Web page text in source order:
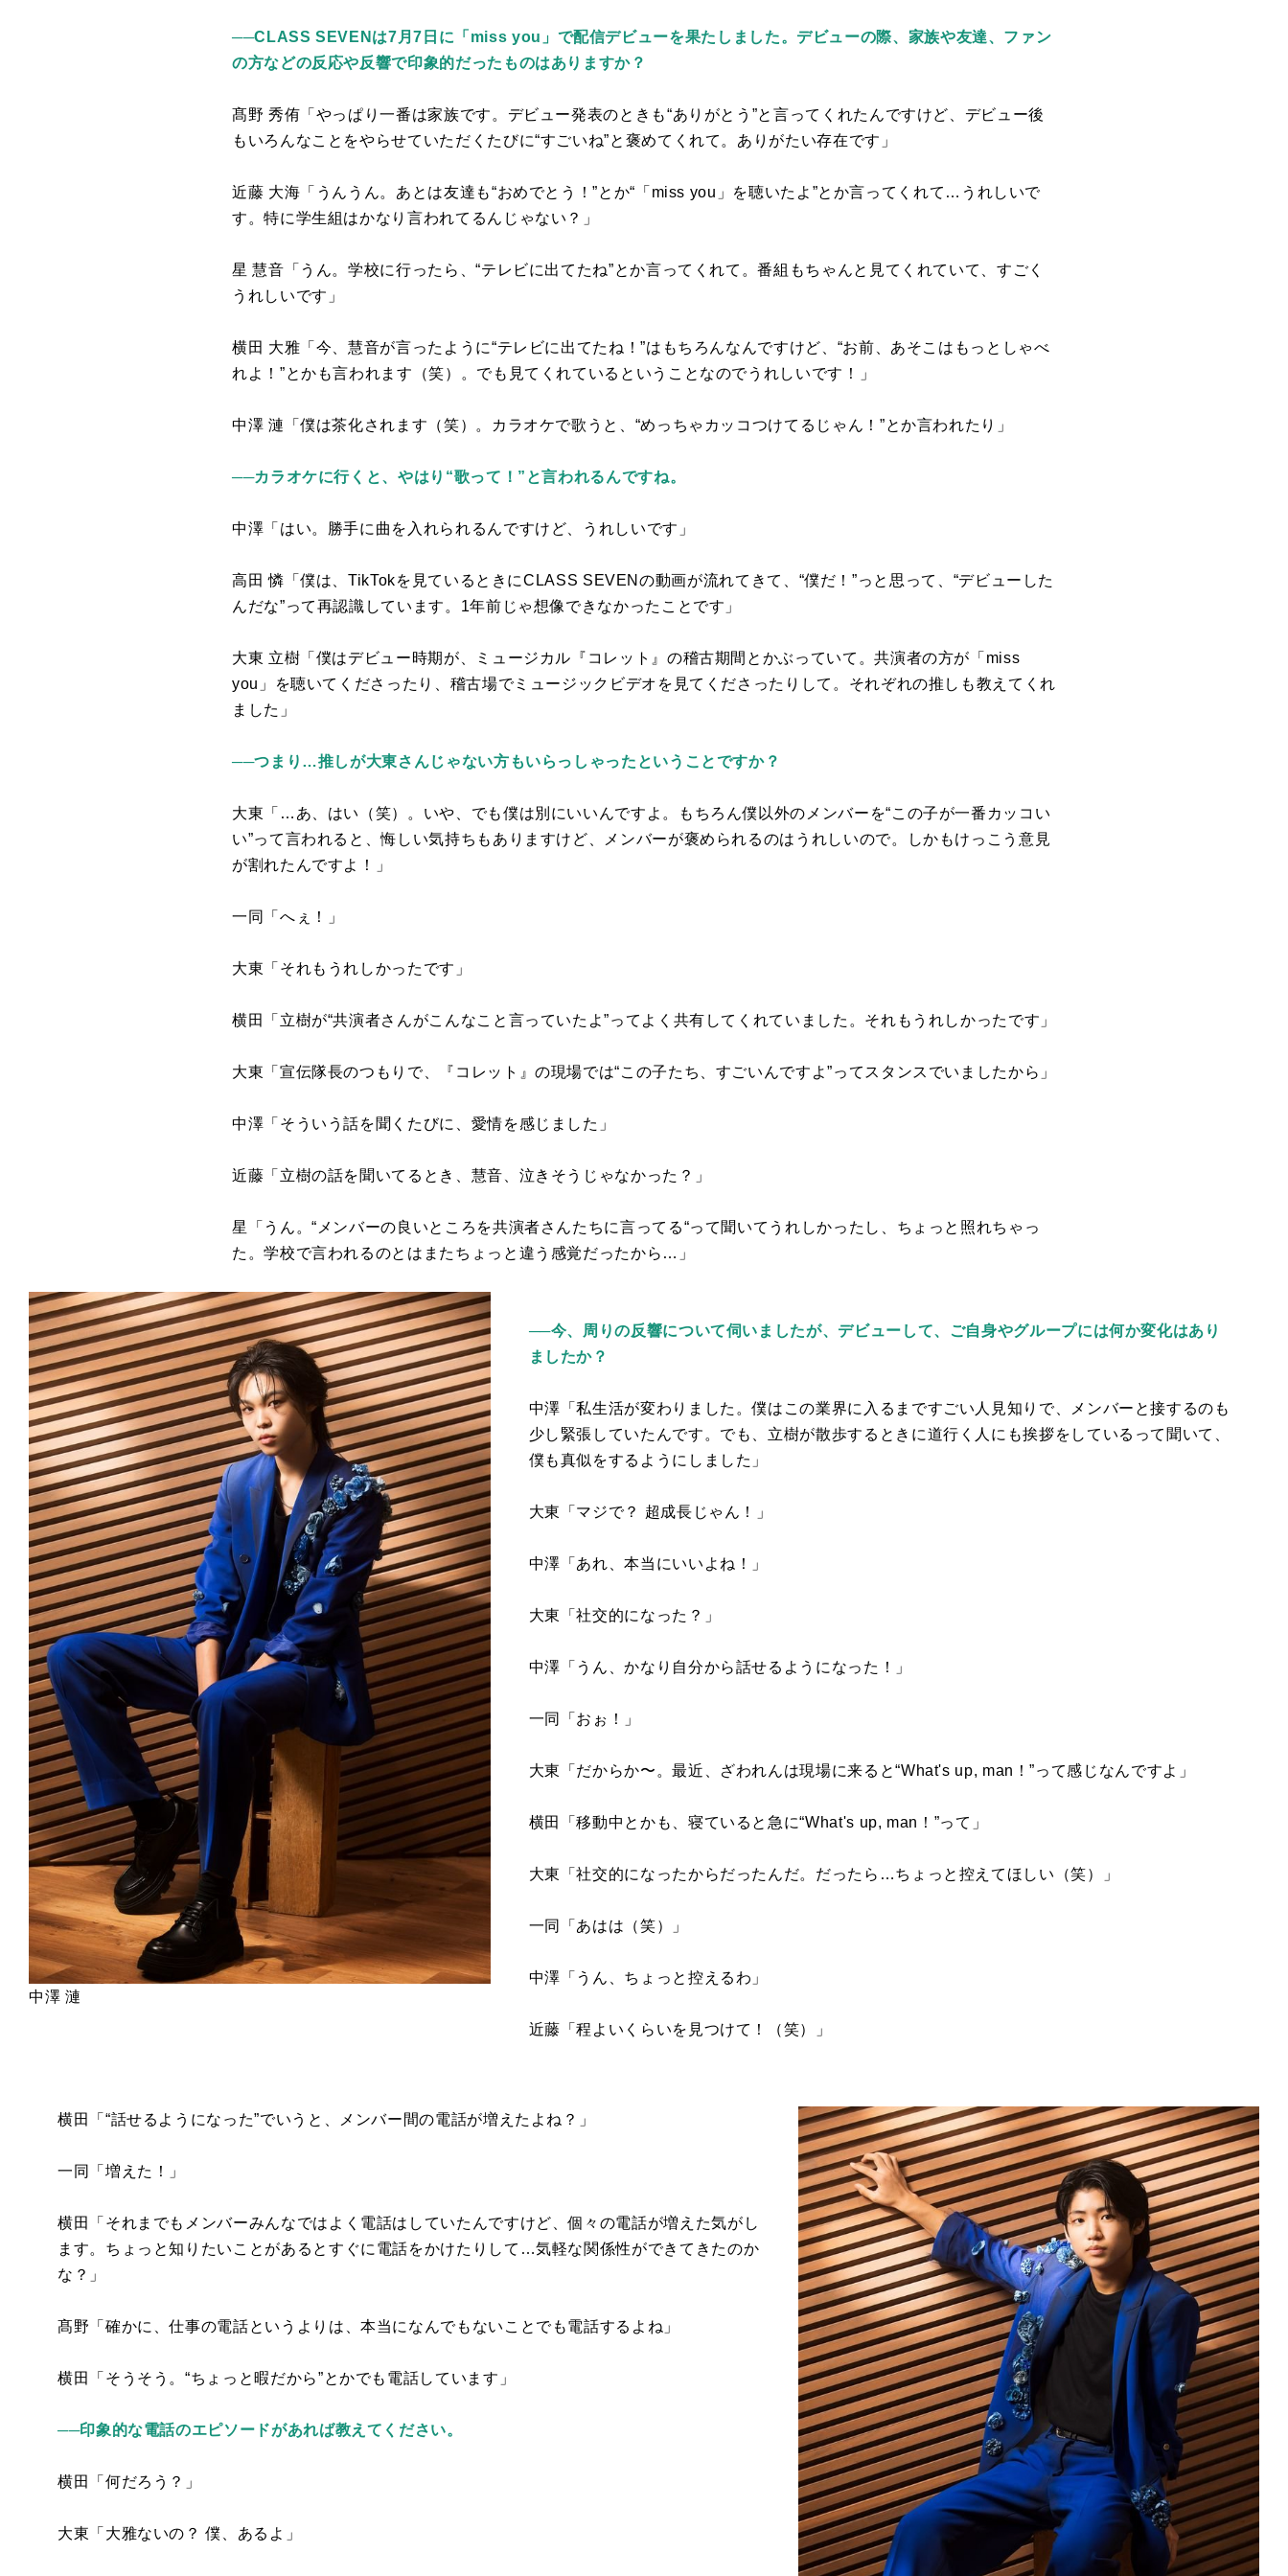
──CLASS SEVENは7月7日に「miss you」で配信デビューを果たしました。デビューの際、家族や友達、ファン
の方などの反応や反響で印象的だったものはありますか？
髙野 秀侑「やっぱり一番は家族です。デビュー発表のときも“ありがとう”と言ってくれたんですけど、デビュー後
もいろんなことをやらせていただくたびに“すごいね”と褒めてくれて。ありがたい存在です」
近藤 大海「うんうん。あとは友達も“おめでとう！”とか“「 miss you 」を聴いたよ”とか言ってくれて…うれしいで
す。特に学生組はかなり言われてるんじゃない？」
星 慧音「うん。学校に行ったら、“テレビに出てたね”とか言ってくれて。番組もちゃんと見てくれていて、すごく
うれしいです」
横田 大雅「今、慧音が言ったように“テレビに出てたね！”はもちろんなんですけど、“お前、あそこはもっとしゃべ
れよ！”とかも言われます（笑）。でも見てくれているということなのでうれしいです！」
中澤 漣「僕は茶化されます（笑）。カラオケで歌うと、“めっちゃカッコつけてるじゃん！”とか言われたり」
──カラオケに行くと、やはり“歌って！”と言われるんですね。
中澤「はい。勝手に曲を入れられるんですけど、うれしいです」
高田 憐「僕は、TikTokを見ているときにCLASS SEVENの動画が流れてきて、“僕だ！”っと思って、“デビューした
んだな”って再認識しています。 1年前じゃ想像できなかったことです」
大東 立樹「僕はデビュー時期が、ミュージカル『コレット』の稽古期間とかぶっていて。共演者の方が「 miss
you 」を聴いてくださったり、稽古場でミュージックビデオを見てくださったりして。それぞれの推しも教えてくれ
ました」
──つまり…推しが大東さんじゃない方もいらっしゃったということですか？
大東「…あ、はい（笑）。いや、でも僕は別にいいんですよ。もちろん僕以外のメンバーを“この子が一番カッコい
い”って言われると、悔しい気持ちもありますけど、メンバーが褒められるのはうれしいので。しかもけっこう意見
が割れたんですよ！」
一同「へぇ！」
大東「それもうれしかったです」
横田「立樹が“共演者さんがこんなこと言っていたよ”ってよく共有してくれていました。それもうれしかったです」
大東「宣伝隊長のつもりで、『コレット』の現場では“この子たち、すごいんですよ”ってスタンスでいましたから」
中澤「そういう話を聞くたびに、愛情を感じました」
近藤「立樹の話を聞いてるとき、慧音、泣きそうじゃなかった？」
星「うん。“メンバーの良いところを共演者さんたちに言ってる“って聞いてうれしかったし、ちょっと照れちゃっ
た。学校で言われるのとはまたちょっと違う感覚だったから…」
中澤 漣
──今、周りの反響について伺いましたが、デビューして、ご自身やグループには何か変化はあり
ましたか？
中澤「私生活が変わりました。僕はこの業界に入るまですごい人見知りで、メンバーと接するのも
少し緊張していたんです。でも、立樹が散歩するときに道行く人にも挨拶をしているって聞いて、
僕も真似をするようにしました」
大東「マジで？ 超成長じゃん！」
中澤「あれ、本当にいいよね！」
大東「社交的になった？」
中澤「うん、かなり自分から話せるようになった！」
一同「おぉ！」
大東「だからか〜。最近、ざわれんは現場に来ると“What's up, man ！”って感じなんですよ」
横田「移動中とかも、寝ていると急に“What's up, man ！”って」
大東「社交的になったからだったんだ。だったら…ちょっと控えてほしい（笑）」
一同「あはは（笑）」
中澤「うん、ちょっと控えるわ」
近藤「程よいくらいを見つけて！（笑）」
横田「“話せるようになった”でいうと、メンバー間の電話が増えたよね？」
一同「増えた！」
横田「それまでもメンバーみんなではよく電話はしていたんですけど、個々の電話が増えた気がし
ます。ちょっと知りたいことがあるとすぐに電話をかけたりして…気軽な関係性ができてきたのか
な？」
髙野「確かに、仕事の電話というよりは、本当になんでもないことでも電話するよね」
横田「そうそう。“ちょっと暇だから”とかでも電話しています」
──印象的な電話のエピソードがあれば教えてください。
横田「何だろう？」
大東「大雅ないの？ 僕、あるよ」